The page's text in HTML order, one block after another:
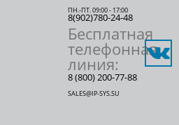
ПН.-ПТ. 09:00 - 17:00
8(902)780-24-48
Бесплатная
телефонная
линия:
8 (800) 200-77-88
SALES@IP-SYS.SU